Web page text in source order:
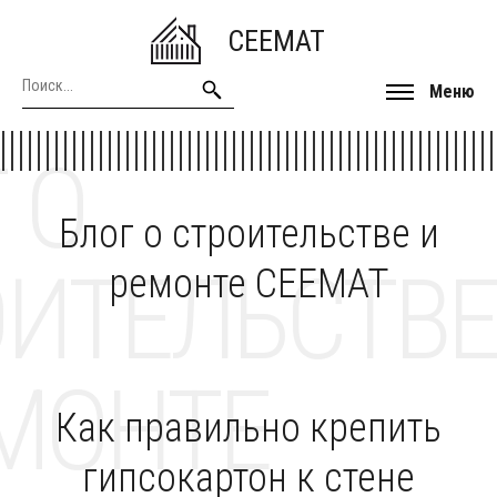
CEEMAT
Меню
Блог о строительстве и
ремонте CEEMAT
О
Как правильно крепить
гипсокартон к стене